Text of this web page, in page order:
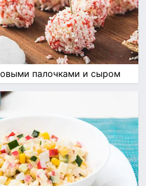
палочками и сыром